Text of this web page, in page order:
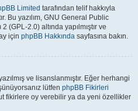
Limited tarafından telif hakkıyla
Bu yazılım, GNU General Public
(GPL-2.0) altında yapılmıştır ve
için phpBB Hakkında sayfasına bakın.
ve lisanslanmıştır. Eğer herhangi
lütfen phpBB Fikirleri
fikirlere oy verebilir ya da yeni özellikler